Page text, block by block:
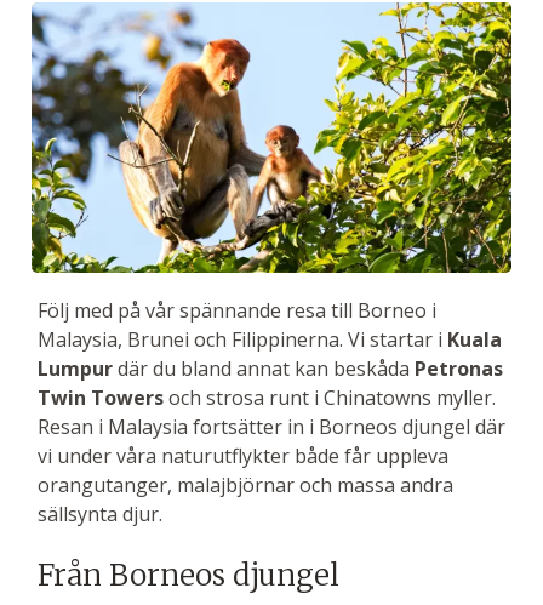
Följ med på vår spännande resa till Borneo i
Malaysia, Brunei och Filippinerna. Vi startar i Kuala
Lumpurdär du bland annat kan beskåda Petronas
Twin Towersoch strosa runt i Chinatowns myller.
Resan i Malaysia fortsätter in i Borneos djungel där
vi under våra naturutflykter både får uppleva
orangutanger, malajbjörnar och massa andra
sällsynta djur.
Från Borneos djungel